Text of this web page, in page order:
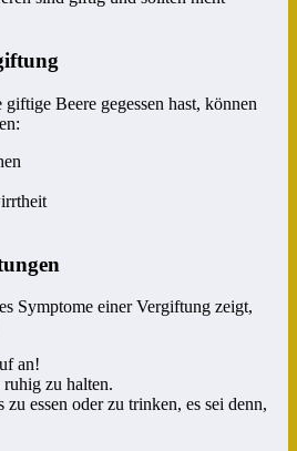
Beere gegessen hast, können
Symptome einer Vergiftung zeigt,
an!
ruhig zu halten.
essen oder zu trinken, es sei denn,